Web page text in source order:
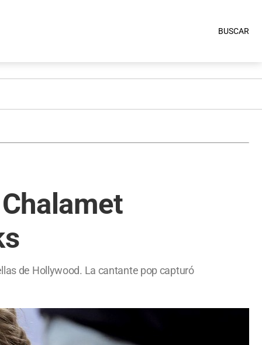
BUSCAR
de Hollywood. La cantante pop capturó